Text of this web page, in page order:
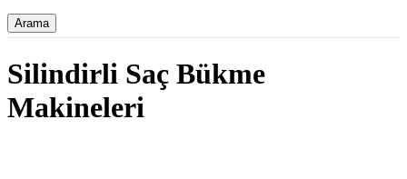
Arama
Silindirli Saç Bükme
Makineleri